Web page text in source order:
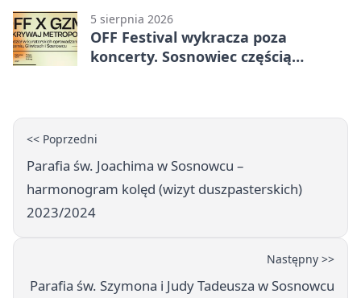
przed przerwą
5 sierpnia 2026
OFF Festival wykracza poza
koncerty. Sosnowiec częścią
<< Poprzedni
Parafia św. Joachima w Sosnowcu –
harmonogram kolęd (wizyt duszpasterskich)
2023/2024
Następny >>
Parafia św. Szymona i Judy Tadeusza w Sosnowcu